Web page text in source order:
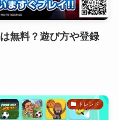
無料？遊び方や登録
トレンド